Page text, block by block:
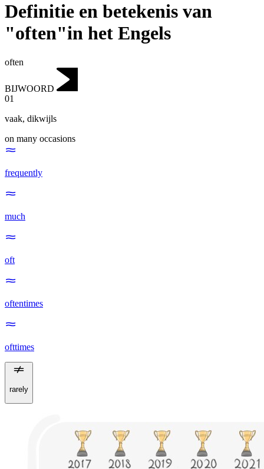
Definitie en betekenis van
"often"in het Engels
often
BIJWOORD
01
vaak, dikwijls
on many occasions
frequently
much
oft
oftentimes
ofttimes
rarely